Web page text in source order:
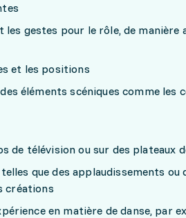
gestes pour le rôle, de manière
et les positions
éléments scéniques comme les
de télévision ou sur des plateaux
que des applaudissements ou
créations
en matière de danse, par